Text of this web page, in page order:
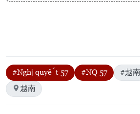
#Nghị quyết 57 #NQ 57 #越南
越南